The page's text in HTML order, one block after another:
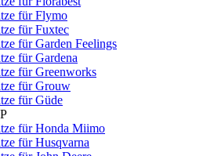
für Flymo
für Fuxtec
für Garden Feelings
für Gardena
für Greenworks
für Grouw
für Güde
für Honda Miimo
für Husqvarna